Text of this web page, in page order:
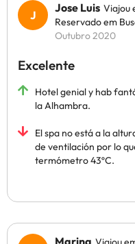
Jose Luis Viajou
Reservado em
Outubro 2020
Excelente
Hotel genial y hab
la Alhambra.
El spa no está a la
de ventilación por lo
termómetro 43ºC.
Marina